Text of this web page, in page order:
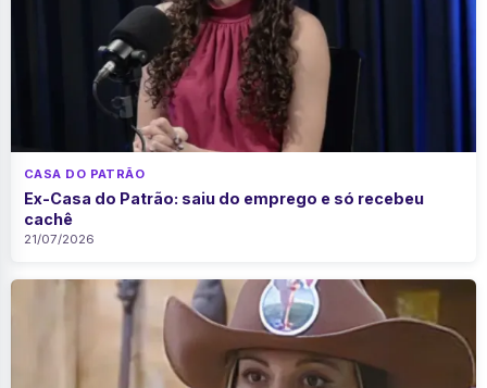
CASA DO PATRÃO
Ex-Casa do Patrão: saiu do emprego e só recebeu
cachê
21/07/2026